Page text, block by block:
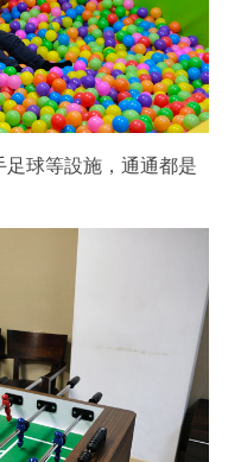
球等設施，通通都是